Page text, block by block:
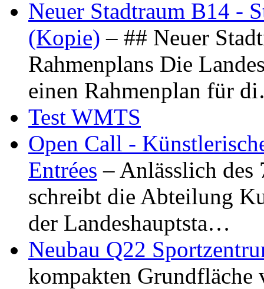
Neuer Stadtraum B14 -
(Kopie) – ## Neuer
Rahmenplans Die
einen Rahmenplan für
Test WMTS
Open Call -
Entrées – Anlässlich
schreibt die Abteilung
der Landeshauptsta…
Neubau Q22
kompakten Grundfläche